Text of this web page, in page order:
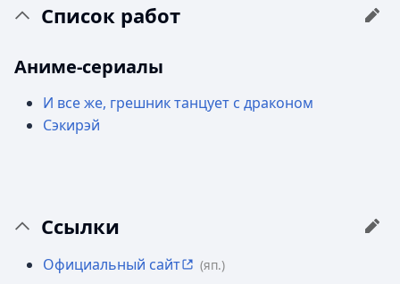
Список работ
Аниме-сериалы
И все же, грешник танцует с драконом
Сэкирэй
Ссылки
Официальный сайт (яп.)